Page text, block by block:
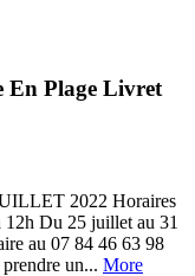
En Plage Livret
2022 Horaires
12h Du 25 juillet au 31
au 07 84 46 63 98
un... More